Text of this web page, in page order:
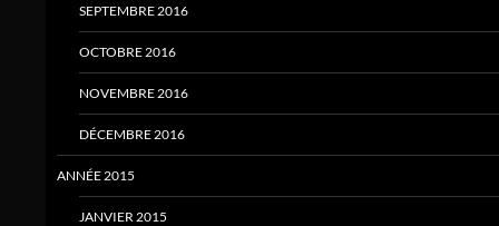
SEPTEMBRE 2016
OCTOBRE 2016
NOVEMBRE 2016
DÉCEMBRE 2016
ANNÉE 2015
JANVIER 2015